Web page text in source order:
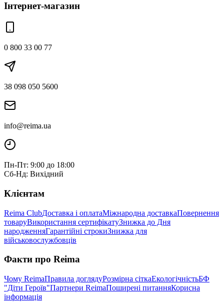
Інтернет-магазин
0 800 33 00 77
38 098 050 5600
info@reima.ua
Пн-Пт: 9:00 до 18:00
Сб-Нд: Вихідний
Клієнтам
Reima ClubДоставка і оплатаМіжнародна доставкаПовернення
товаруВикористання сертифікатуЗнижка до Дня
народженняГарантійні строкиЗнижка для
військовослужбовців
Факти про Reima
Чому ReimaПравила доглядуРозмірна сіткаЕкологічністьБФ
"Діти Героїв"Партнери ReimaПоширені питанняКорисна
інформація